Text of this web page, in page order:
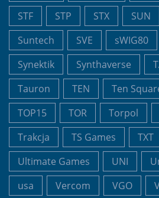
STF
STP STX SUN
Suntech
SVE sWIG80
Synektik
Synthaverse
Tauron
TEN Ten
TOP15
TOR Torpol
Trakcja
TS Games TXT
Ultimate Games
UNI
usa
Vercom VGO